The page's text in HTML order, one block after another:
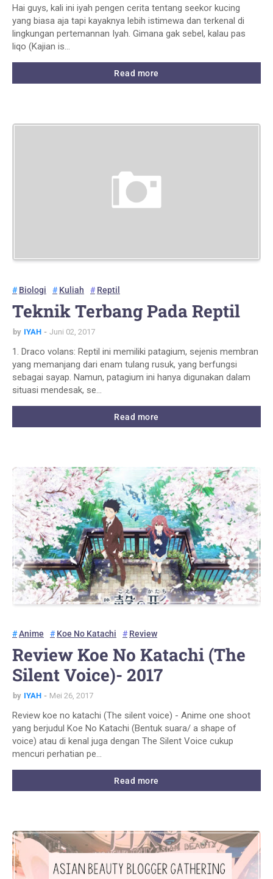
Hai guys, kali ini iyah pengen cerita tentang seekor kucing
yang biasa aja tapi kayaknya lebih istimewa dan terkenal di
lingkungan pertemannan Iyah. Gimana gak sebel, kalau pas
liqo (Kajian is…
Read more
Biologi Kuliah Reptil
Teknik Terbang Pada Reptil
by IYAH Juni 02, 2017
1. Draco volans: Reptil ini memiliki patagium, sejenis membran
yang memanjang dari enam tulang rusuk, yang berfungsi
sebagai sayap. Namun, patagium ini hanya digunakan dalam
situasi mendesak, se…
Read more
Anime Koe No Katachi Review
Review Koe No Katachi (The
Silent Voice)- 2017
by IYAH Mei 26, 2017
Review koe no katachi (The silent voice) - Anime one shoot
yang berjudul Koe No Katachi (Bentuk suara/ a shape of
voice) atau di kenal juga dengan The Silent Voice cukup
mencuri perhatian pe…
Read more